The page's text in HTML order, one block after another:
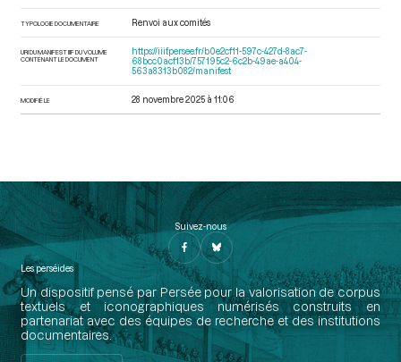
TYPOLOGIE DOCUMENTAIRE Renvoi aux comités
URI DU MANIFEST IIIF DU VOLUME
CONTENANT LE DOCUMENT
https://iiif.persee.fr/b0e2cf11-597c-427d-8ac7-
68bcc0acf13b/757195c2-6c2b-49ae-a404-
563a8313b082/manifest
MODIFIÉ LE 28 novembre 2025 à 11:06
Suivez-nous
Les perséides
Un dispositif pensé par Persée pour la valorisation de corpus
textuels et iconographiques numérisés construits en
partenariat avec des équipes de recherche et des institutions
documentaires.